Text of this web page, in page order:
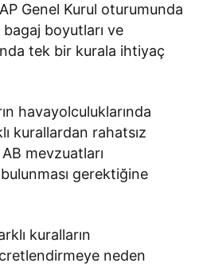
Genel Kurul oturumunda
boyutları ve
tek bir kurala ihtiyaç
havayolculuklarında
kurallardan rahatsız
mevzuatları
gerektiğine
kuralların
neden